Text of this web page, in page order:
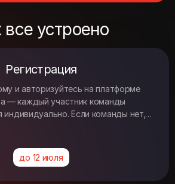
все устроено
до 12 июля
Регистрация
и авторизуйтесь на платформе
— каждый участник команды
индивидуально. Если команды нет,